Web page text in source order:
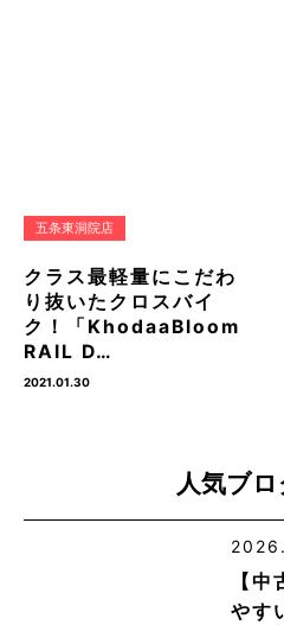
五条東洞院店
クラス最軽量にこだわ
り抜いたクロスバイ
ク！「KhodaaBloom
RAIL D…
2021.01.30
人気ブ
【
やす